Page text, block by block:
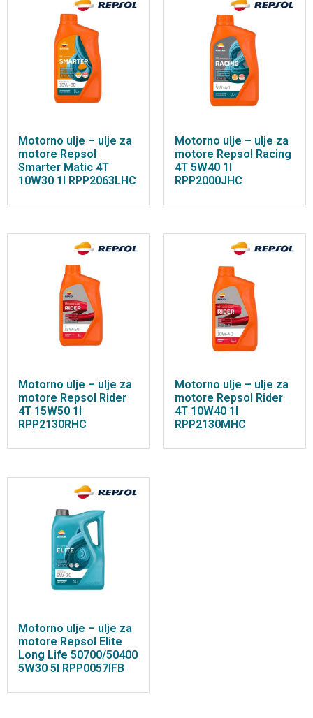
Motorno ulje – ulje za
motore Repsol
Smarter Matic 4T
10W30 1l RPP2063LHC
Motorno ulje – ulje za
motore Repsol Racing
4T 5W40 1l
RPP2000JHC
Motorno ulje – ulje za
motore Repsol Rider
4T 15W50 1l
RPP2130RHC
Motorno ulje – ulje za
motore Repsol Rider
4T 10W40 1l
RPP2130MHC
Motorno ulje – ulje za
motore Repsol Elite
Long Life 50700/50400
5W30 5l RPP0057IFB